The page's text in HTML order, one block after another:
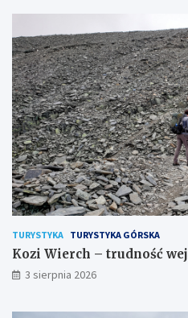
TURYSTYKA TURYSTYKA GÓRSKA
Kozi Wierch – trudność
3 sierpnia 2026